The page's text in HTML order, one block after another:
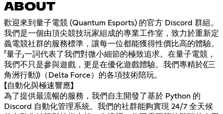
ABOUT
歡迎來到量子電競 (Quantum Esports) 的官方 Discord 群組。
我們是一個由頂尖競技玩家組成的專業工作室，致力於重新定
義電競社群的服務標準，讓每一位都能獲得性價比高的體驗。
「量子」一詞代表了我們對微小細節的極致追求。在量子電競，
我們不只是參與遊戲，更是在優化遊戲體驗。我們專精於《三
角洲行動》（Delta Force）的各項技術陪玩。
【自動化與極速響應】
為了提供最流暢的服務，我們自主開發了基於 Python 的
Discord 自動化管理系統。我們的社群能夠實現 24/7 全天候